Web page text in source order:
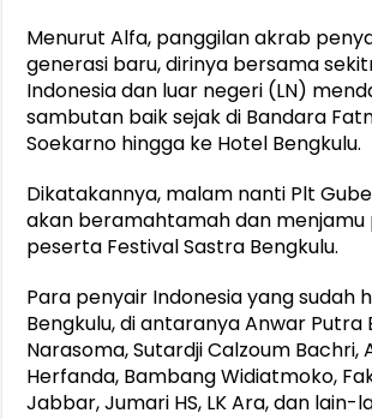
Menurut Alfa, panggilan akrab
generasi baru, dirinya bersama
Indonesia dan luar negeri (LN)
sambutan baik sejak di Bandara
Soekarno hingga ke Hotel Bengkulu.
Dikatakannya, malam nanti Plt
akan beramahtamah dan
peserta Festival Sastra Bengkulu.
Para penyair Indonesia yang sudah
Bengkulu, di antaranya Anwar Putra
Narasoma, Sutardji Calzoum Bachri,
Herfanda, Bambang Widiatmoko,
Jabbar, Jumari HS, LK Ara, dan lain-